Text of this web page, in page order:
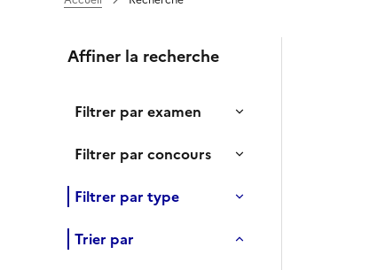
Affiner la recherche
Filtrer par examen
Filtrer par concours
Filtrer par type
Trier par